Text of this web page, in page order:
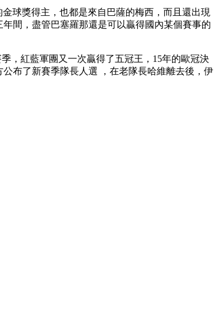
獎得主，也都是來自巴薩的梅西，而且還出現
年間，盡管巴塞羅那還是可以贏得國內某個賽事的
，紅藍軍團又一次贏得了五冠王，15年的歐冠決
布了新賽季隊長人選 ，在老隊長哈維離去後，伊